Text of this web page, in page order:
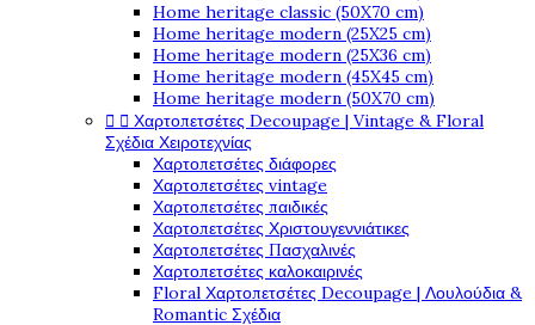
Home heritage classic (50X70 cm)
Home heritage modern (25X25 cm)
Home heritage modern (25X36 cm)
Home heritage modern (45X45 cm)
Home heritage modern (50X70 cm)
  Χαρτοπετσέτες Decoupage | Vintage & Floral
Σχέδια Χειροτεχνίας
Χαρτοπετσέτες διάφορες
Χαρτοπετσέτες vintage
Χαρτοπετσέτες παιδικές
Χαρτοπετσέτες Χριστουγεννιάτικες
Χαρτοπετσέτες Πασχαλινές
Χαρτοπετσέτες καλοκαιρινές
Floral Χαρτοπετσέτες Decoupage | Λουλούδια &
Romantic Σχέδια